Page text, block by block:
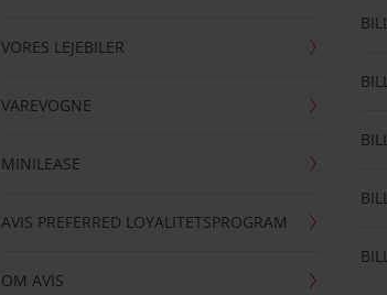
VORES LEJEBILER
VAREVOGNE
MINILEASE
AVIS PREFERRED LOYALITETSPROGRAM
OM AVIS